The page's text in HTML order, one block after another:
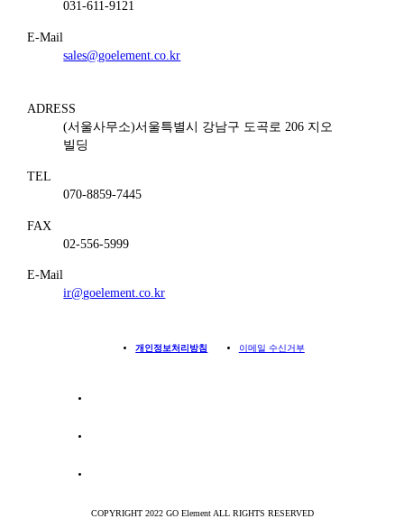
031-611-9121
E-Mail
sales@goelement.co.kr
ADRESS
(서울사무소)서울특별시 강남구 도곡로 206 지오
빌딩
TEL
070-8859-7445
FAX
02-556-5999
E-Mail
ir@goelement.co.kr
개인정보처리방침 이메일 수신거부
COPYRIGHT 2022 GO Element ALL RIGHTS RESERVED